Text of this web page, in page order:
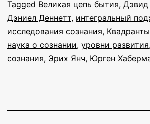
Tagged Великая цепь бытия, Дэвид
Дэниел Деннетт, интегральный
исследования сознания, Квадранты
наука о сознании, уровни развития,
сознания, Эрих Янч, Юрген